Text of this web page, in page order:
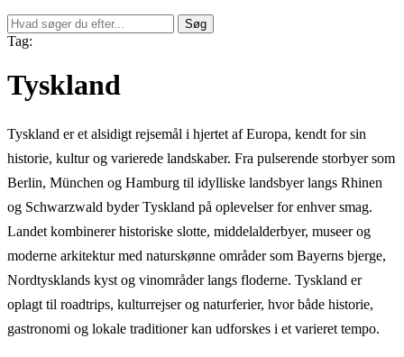
Søg
Tag:
Tyskland
Tyskland er et alsidigt rejsemål i hjertet af Europa, kendt for sin
historie, kultur og varierede landskaber. Fra pulserende storbyer som
Berlin, München og Hamburg til idylliske landsbyer langs Rhinen
og Schwarzwald byder Tyskland på oplevelser for enhver smag.
Landet kombinerer historiske slotte, middelalderbyer, museer og
moderne arkitektur med naturskønne områder som Bayerns bjerge,
Nordtysklands kyst og vinområder langs floderne. Tyskland er
oplagt til roadtrips, kulturrejser og naturferier, hvor både historie,
gastronomi og lokale traditioner kan udforskes i et varieret tempo.